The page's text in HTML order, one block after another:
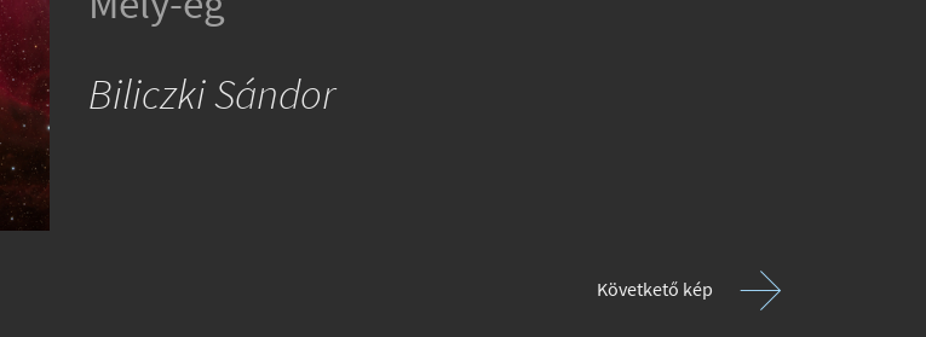
Biliczki Sándor
Követkető kép